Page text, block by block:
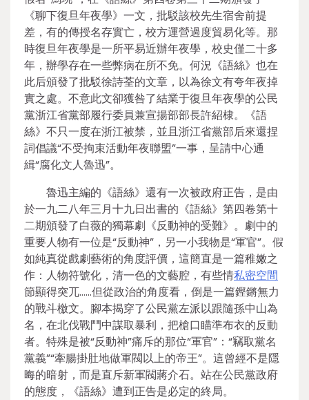
《聊下復旦年夜學》一文，批駁該校先生宿舍前提
差，有的傳授名存實亡，校方運營過度貿易化等。那
時復旦年夜學是一所平易近辦年夜學，校史僅二十多
年，辦學存在一些弊病在所不免。何況《語絲》也在
此后頒發了批駁徐詩荃的文章，以為徐文有夸年夜掉
實之處。不意此文卻獲咎了結業于復旦年夜學的公民
黨浙江省黨部履行委員兼宣揚部部長許紹棣。《語
絲》不只一度在浙江被禁，並且浙江省黨部后來還捏
詞倡議“不受拘束活動年夜聯盟”一事，呈請中心通
緝“腐化文人魯迅”。
魯迅主編的《語絲》還有一次被政府正告，是由
於一九二八年三月十九日出書的《語絲》第四卷第十
二期頒發了白薇的獨幕劇《反動神的受難》。劇中的
重要人物有一位是“反動神”，另一小我物是“軍官”。假
如純真從戲劇藝術的角度評價，這簡直是一篇稚嫩之
作：人物符號化，清一色的文藝腔，有些情私密空間
節顯得突兀……但從政治的角度看，倒是一篇鏗鏘無力
的戰斗檄文。腳本揭穿了公民黨左派以跟隨孫中山為
名，在北伐戰鬥中謀取暴利，把槍口瞄準布衣的反動
者。特殊是被“反動神”痛斥的那位“軍官”：“竊取黨名
黨義”“牽腸掛肚地做軍閥以上的帝王”。這曾經不是隱
晦的暗射，而是直斥新軍閥蔣介石。站在公民黨政府
的態度，《語絲》遭到正告是必定的終局。